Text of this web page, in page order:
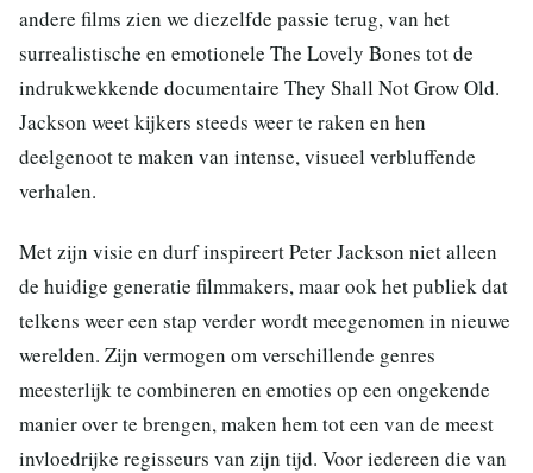
andere films zien we diezelfde passie terug, van het
surrealistische en emotionele The Lovely Bones tot de
indrukwekkende documentaire They Shall Not Grow Old.
Jackson weet kijkers steeds weer te raken en hen
deelgenoot te maken van intense, visueel verbluffende
verhalen.
Met zijn visie en durf inspireert Peter Jackson niet alleen
de huidige generatie filmmakers, maar ook het publiek dat
telkens weer een stap verder wordt meegenomen in nieuwe
werelden. Zijn vermogen om verschillende genres
meesterlijk te combineren en emoties op een ongekende
manier over te brengen, maken hem tot een van de meest
invloedrijke regisseurs van zijn tijd. Voor iedereen die van